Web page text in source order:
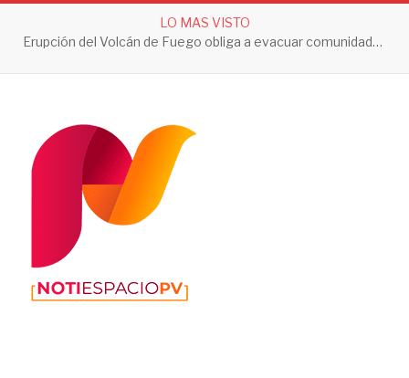
LO MAS VISTO
Erupción del Volcán de Fuego obliga a evacuar comunidades y mantiene en alerta a Guatemala